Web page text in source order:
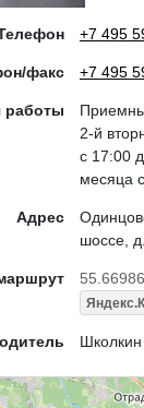
+7 495
факс +7 495
работы
2-й
с 17:00
месяца
Адрес
шоссе,